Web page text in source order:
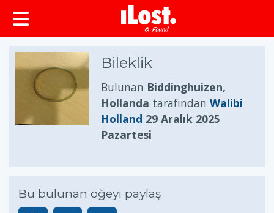
Bileklik
Bulunan Biddinghuizen,
Hollanda tarafından Walibi
Holland 29 Aralık 2025
Pazartesi
Bu bulunan öğeyi paylaş